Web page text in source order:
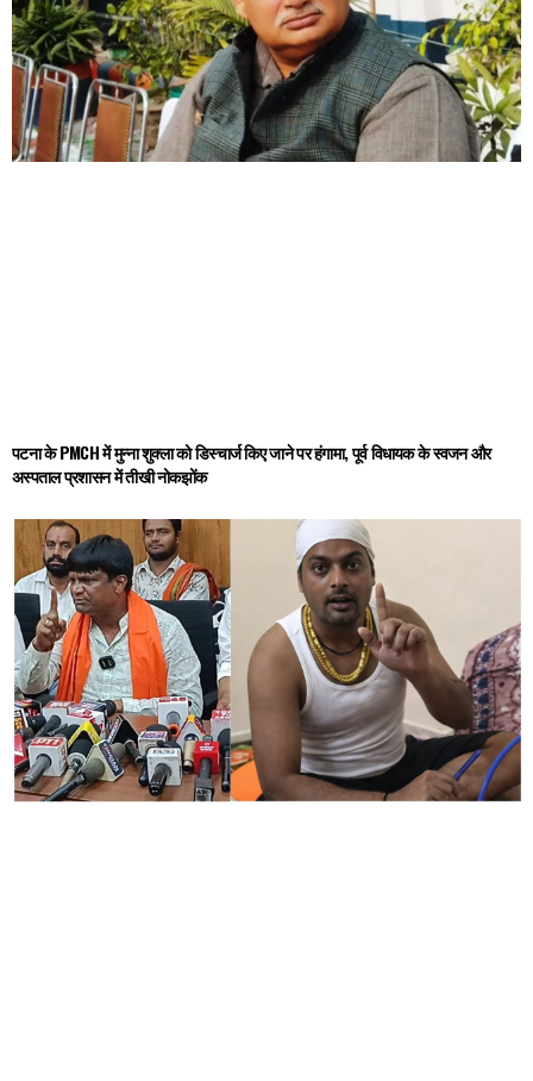
पटना के PMCH में मुन्ना शुक्ला को डिस्चार्ज किए जाने पर हंगामा, पूर्व विधायक के स्वजन और
अस्पताल प्रशासन में तीखी नोकझोंक